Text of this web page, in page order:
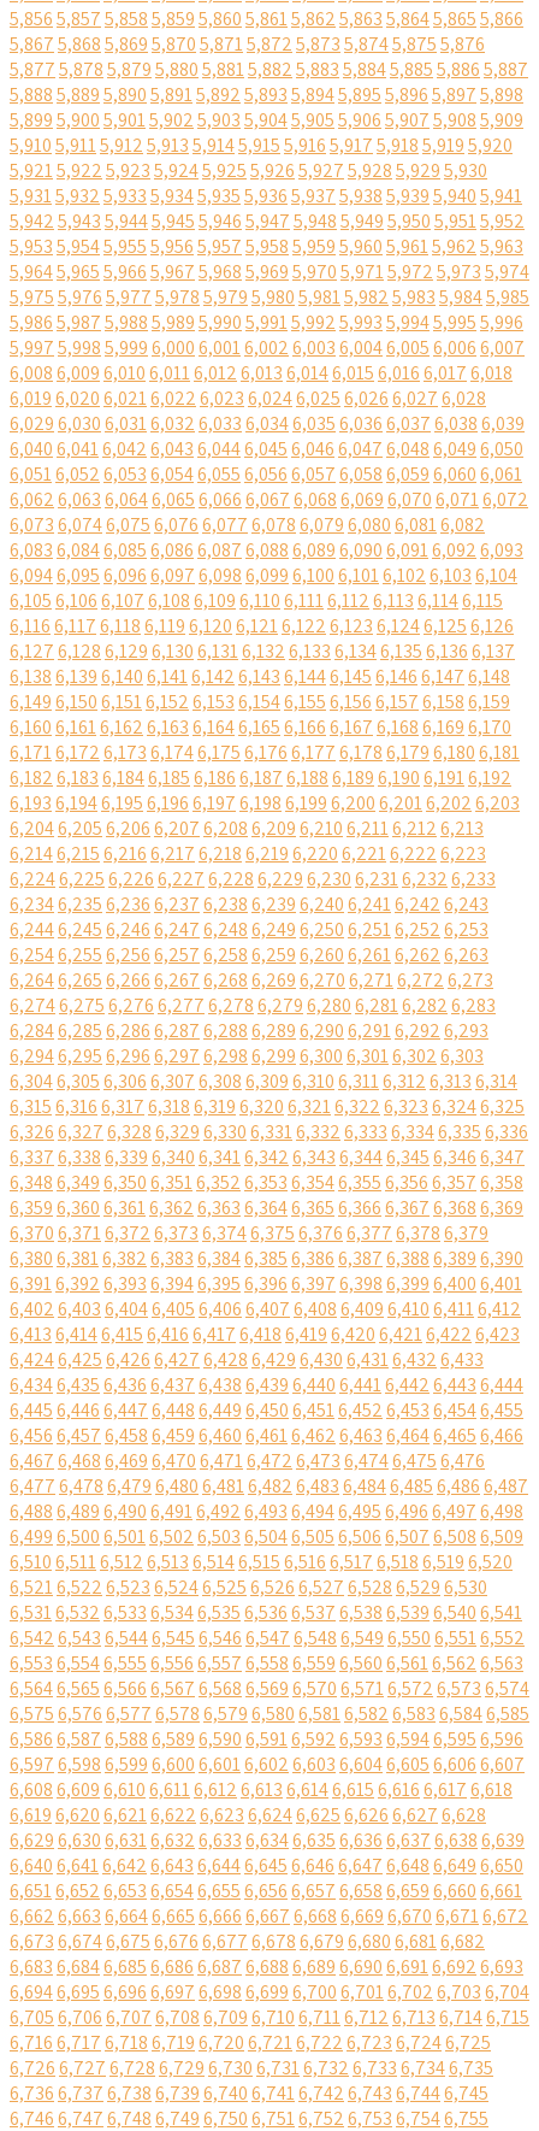
5,8565,8575,8585,8595,8605,8615,8625,8635,8645,8655,866
5,8675,8685,8695,8705,8715,8725,8735,8745,8755,876
5,8775,8785,8795,8805,8815,8825,8835,8845,8855,8865,887
5,8885,8895,8905,8915,8925,8935,8945,8955,8965,8975,898
5,8995,9005,9015,9025,9035,9045,9055,9065,9075,9085,909
5,9105,9115,9125,9135,9145,9155,9165,9175,9185,9195,920
5,9215,9225,9235,9245,9255,9265,9275,9285,9295,930
5,9315,9325,9335,9345,9355,9365,9375,9385,9395,9405,941
5,9425,9435,9445,9455,9465,9475,9485,9495,9505,9515,952
5,9535,9545,9555,9565,9575,9585,9595,9605,9615,9625,963
5,9645,9655,9665,9675,9685,9695,9705,9715,9725,9735,974
5,9755,9765,9775,9785,9795,9805,9815,9825,9835,9845,985
5,9865,9875,9885,9895,9905,9915,9925,9935,9945,9955,996
5,9975,9985,9996,0006,0016,0026,0036,0046,0056,0066,007
6,0086,0096,0106,0116,0126,0136,0146,0156,0166,0176,018
6,0196,0206,0216,0226,0236,0246,0256,0266,0276,028
6,0296,0306,0316,0326,0336,0346,0356,0366,0376,0386,039
6,0406,0416,0426,0436,0446,0456,0466,0476,0486,0496,050
6,0516,0526,0536,0546,0556,0566,0576,0586,0596,0606,061
6,0626,0636,0646,0656,0666,0676,0686,0696,0706,0716,072
6,0736,0746,0756,0766,0776,0786,0796,0806,0816,082
6,0836,0846,0856,0866,0876,0886,0896,0906,0916,0926,093
6,0946,0956,0966,0976,0986,0996,1006,1016,1026,1036,104
6,1056,1066,1076,1086,1096,1106,1116,1126,1136,1146,115
6,1166,1176,1186,1196,1206,1216,1226,1236,1246,1256,126
6,1276,1286,1296,1306,1316,1326,1336,1346,1356,1366,137
6,1386,1396,1406,1416,1426,1436,1446,1456,1466,1476,148
6,1496,1506,1516,1526,1536,1546,1556,1566,1576,1586,159
6,1606,1616,1626,1636,1646,1656,1666,1676,1686,1696,170
6,1716,1726,1736,1746,1756,1766,1776,1786,1796,1806,181
6,1826,1836,1846,1856,1866,1876,1886,1896,1906,1916,192
6,1936,1946,1956,1966,1976,1986,1996,2006,2016,2026,203
6,2046,2056,2066,2076,2086,2096,2106,2116,2126,213
6,2146,2156,2166,2176,2186,2196,2206,2216,2226,223
6,2246,2256,2266,2276,2286,2296,2306,2316,2326,233
6,2346,2356,2366,2376,2386,2396,2406,2416,2426,243
6,2446,2456,2466,2476,2486,2496,2506,2516,2526,253
6,2546,2556,2566,2576,2586,2596,2606,2616,2626,263
6,2646,2656,2666,2676,2686,2696,2706,2716,2726,273
6,2746,2756,2766,2776,2786,2796,2806,2816,2826,283
6,2846,2856,2866,2876,2886,2896,2906,2916,2926,293
6,2946,2956,2966,2976,2986,2996,3006,3016,3026,303
6,3046,3056,3066,3076,3086,3096,3106,3116,3126,3136,314
6,3156,3166,3176,3186,3196,3206,3216,3226,3236,3246,325
6,3266,3276,3286,3296,3306,3316,3326,3336,3346,3356,336
6,3376,3386,3396,3406,3416,3426,3436,3446,3456,3466,347
6,3486,3496,3506,3516,3526,3536,3546,3556,3566,3576,358
6,3596,3606,3616,3626,3636,3646,3656,3666,3676,3686,369
6,3706,3716,3726,3736,3746,3756,3766,3776,3786,379
6,3806,3816,3826,3836,3846,3856,3866,3876,3886,3896,390
6,3916,3926,3936,3946,3956,3966,3976,3986,3996,4006,401
6,4026,4036,4046,4056,4066,4076,4086,4096,4106,4116,412
6,4136,4146,4156,4166,4176,4186,4196,4206,4216,4226,423
6,4246,4256,4266,4276,4286,4296,4306,4316,4326,433
6,4346,4356,4366,4376,4386,4396,4406,4416,4426,4436,444
6,4456,4466,4476,4486,4496,4506,4516,4526,4536,4546,455
6,4566,4576,4586,4596,4606,4616,4626,4636,4646,4656,466
6,4676,4686,4696,4706,4716,4726,4736,4746,4756,476
6,4776,4786,4796,4806,4816,4826,4836,4846,4856,4866,487
6,4886,4896,4906,4916,4926,4936,4946,4956,4966,4976,498
6,4996,5006,5016,5026,5036,5046,5056,5066,5076,5086,509
6,5106,5116,5126,5136,5146,5156,5166,5176,5186,5196,520
6,5216,5226,5236,5246,5256,5266,5276,5286,5296,530
6,5316,5326,5336,5346,5356,5366,5376,5386,5396,5406,541
6,5426,5436,5446,5456,5466,5476,5486,5496,5506,5516,552
6,5536,5546,5556,5566,5576,5586,5596,5606,5616,5626,563
6,5646,5656,5666,5676,5686,5696,5706,5716,5726,5736,574
6,5756,5766,5776,5786,5796,5806,5816,5826,5836,5846,585
6,5866,5876,5886,5896,5906,5916,5926,5936,5946,5956,596
6,5976,5986,5996,6006,6016,6026,6036,6046,6056,6066,607
6,6086,6096,6106,6116,6126,6136,6146,6156,6166,6176,618
6,6196,6206,6216,6226,6236,6246,6256,6266,6276,628
6,6296,6306,6316,6326,6336,6346,6356,6366,6376,6386,639
6,6406,6416,6426,6436,6446,6456,6466,6476,6486,6496,650
6,6516,6526,6536,6546,6556,6566,6576,6586,6596,6606,661
6,6626,6636,6646,6656,6666,6676,6686,6696,6706,6716,672
6,6736,6746,6756,6766,6776,6786,6796,6806,6816,682
6,6836,6846,6856,6866,6876,6886,6896,6906,6916,6926,693
6,6946,6956,6966,6976,6986,6996,7006,7016,7026,7036,704
6,7056,7066,7076,7086,7096,7106,7116,7126,7136,7146,715
6,7166,7176,7186,7196,7206,7216,7226,7236,7246,725
6,7266,7276,7286,7296,7306,7316,7326,7336,7346,735
6,7366,7376,7386,7396,7406,7416,7426,7436,7446,745
6,7466,7476,7486,7496,7506,7516,7526,7536,7546,755